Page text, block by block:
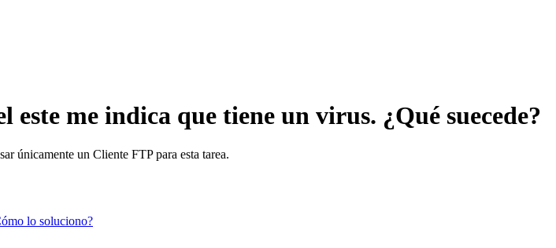
me indica que tiene un virus. ¿Qué suecede?
únicamente un Cliente FTP para esta tarea.
lo soluciono?